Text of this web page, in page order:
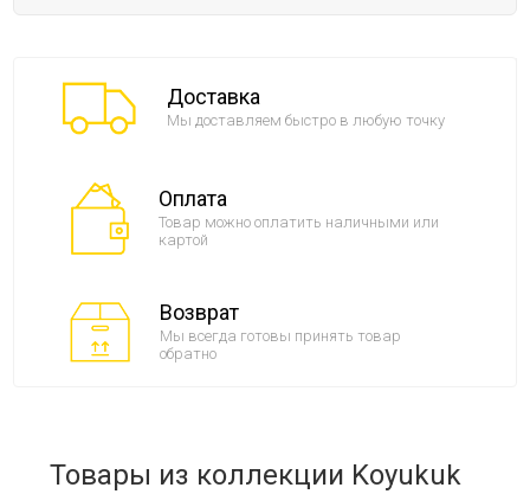
Доставка
Мы доставляем быстро в любую точку
Оплата
Товар можно оплатить наличными или
картой
Возврат
Мы всегда готовы принять товар
обратно
Товары из коллекции Koyukuk